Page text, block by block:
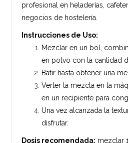
profesional en heladerías,
negocios de hostelería.
Instrucciones de Uso:
Mezclar en un bol,
en polvo con la cantidad
Batir hasta obtener una
Verter la mezcla en la
en un recipiente para
Una vez alcanzada la
disfrutar.
Dosis recomendada: mezclar